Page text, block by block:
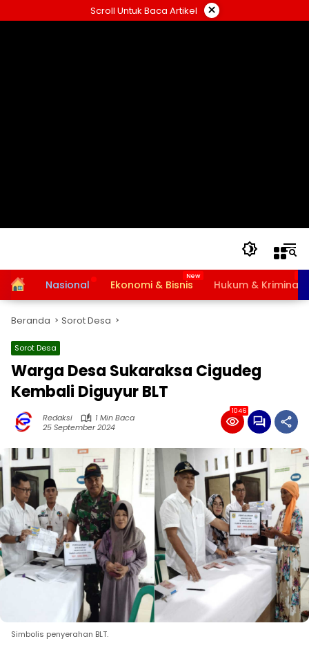
ke
Scroll Untuk Baca Artikel ×
HomeNasional Ekonomi & Bisnis Hukum & Kriminal
Beranda Sorot Desa
Sorot Desa
Warga Desa Sukaraksa Cigudeg
Kembali Diguyur BLT
Redaksi
1 Min Baca
25 September 2024
1046
Simbolis penyerahan BLT.